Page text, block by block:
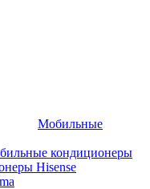
Мобильные
кондиционеры
Hisense